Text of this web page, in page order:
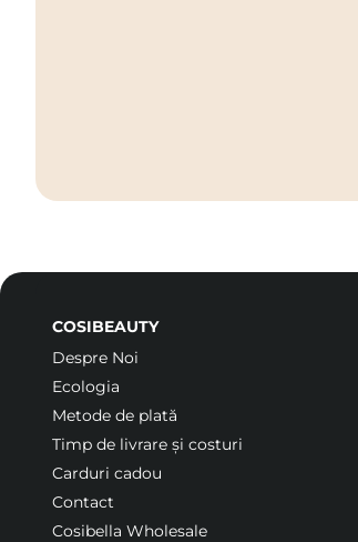
COSIBEAUTY
Despre Noi
Ecologia
Metode de plată
Timp de livrare și costuri
Carduri cadou
Contact
Cosibella Wholesale